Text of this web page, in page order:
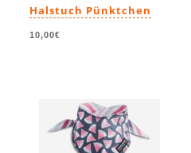
Halstuch Pünktchen
10,00€